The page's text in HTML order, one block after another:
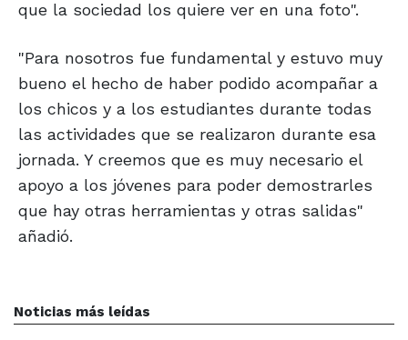
que la sociedad los quiere ver en una foto".
"Para nosotros fue fundamental y estuvo muy
bueno el hecho de haber podido acompañar a
los chicos y a los estudiantes durante todas
las actividades que se realizaron durante esa
jornada. Y creemos que es muy necesario el
apoyo a los jóvenes para poder demostrarles
que hay otras herramientas y otras salidas"
añadió.
Noticias más leídas